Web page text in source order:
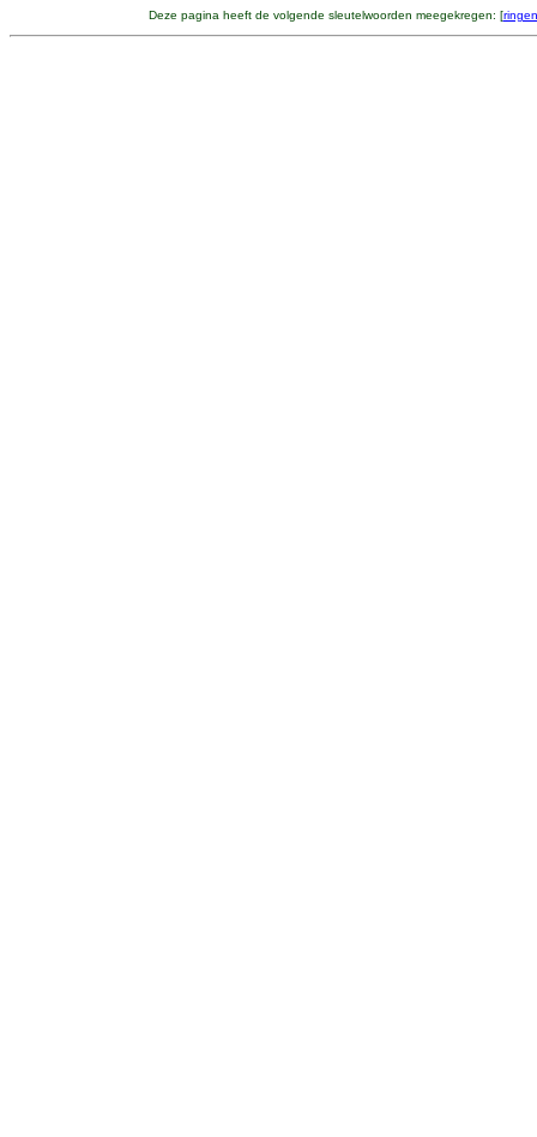
Deze pagina heeft de volgende sleutelwoorden meegekregen: [